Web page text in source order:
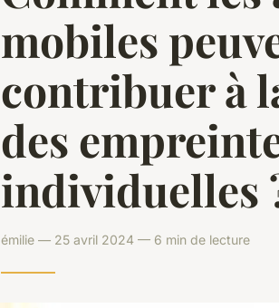
mobiles
contribuer à
des
individuelles
émilie — 25 avril 2024 — 6 min de lecture